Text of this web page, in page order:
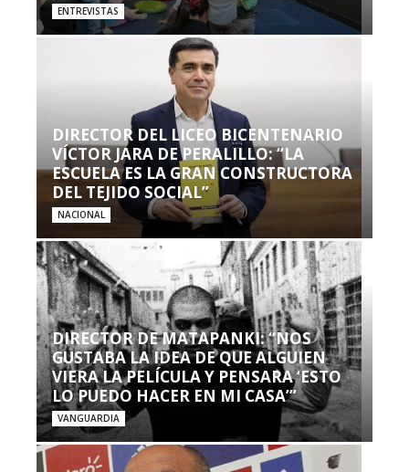
ENTREVISTAS
DIRECTOR DEL LICEO BICENTENARIO
VÍCTOR JARA DE PERALILLO: “LA
ESCUELA ES LA GRAN CONSTRUCTORA
DEL TEJIDO SOCIAL”
NACIONAL
DIRECTOR DE MATAPANKI: “NOS
GUSTABA LA IDEA DE QUE ALGUIEN
VIERA LA PELÍCULA Y PENSARA ‘ESTO
LO PUEDO HACER EN MI CASA’”
VANGUARDIA